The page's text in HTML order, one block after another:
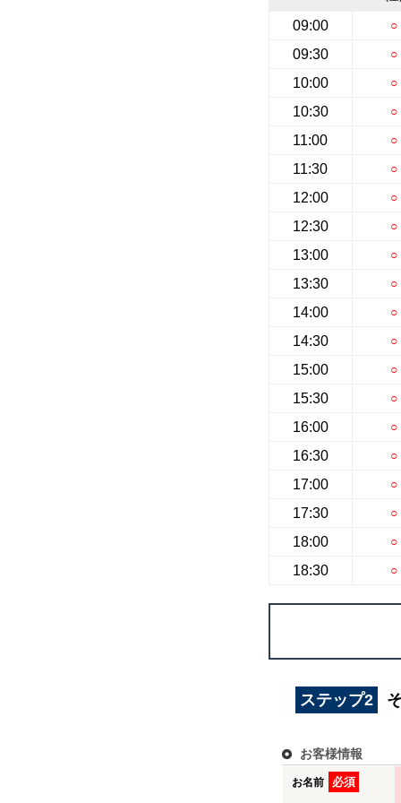
09:00
09:30
10:00
10:30
11:00
11:30
12:00
12:30
13:00
13:30
14:00
14:30
15:00
15:30
16:00
16:30
17:00
17:30
18:00
18:30
○
○
○
○
○
○
○
○
○
○
○
○
○
○
○
○
○
○
○
○
ステップ2
お客様情報
お名前 必須